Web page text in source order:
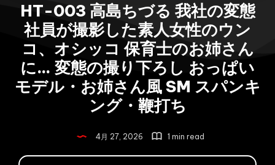
HT-003 高島ちづる 我社の変態
社員が撮影した素人女性のウン
コ、オシッコ 保育士のお姉さん
に… 変態の撮り下ろし おっぱい
モデル・お姉さん風 SM スパンキ
ング・鞭打ち
4月 27, 2026 1 min read